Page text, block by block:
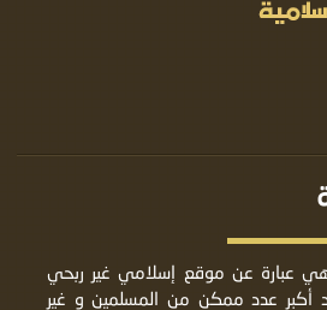
هي عبارة عن موقع إسلامي غير ربحي
أكبر عدد ممكن من المسلمين و غير